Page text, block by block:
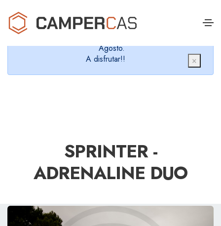
Cerramos en verano, que nos queremos dar un
chapuzón y refrescarnos.
Agosto.
A disfrutar!!
×
SPRINTER -
ADRENALINE DUO